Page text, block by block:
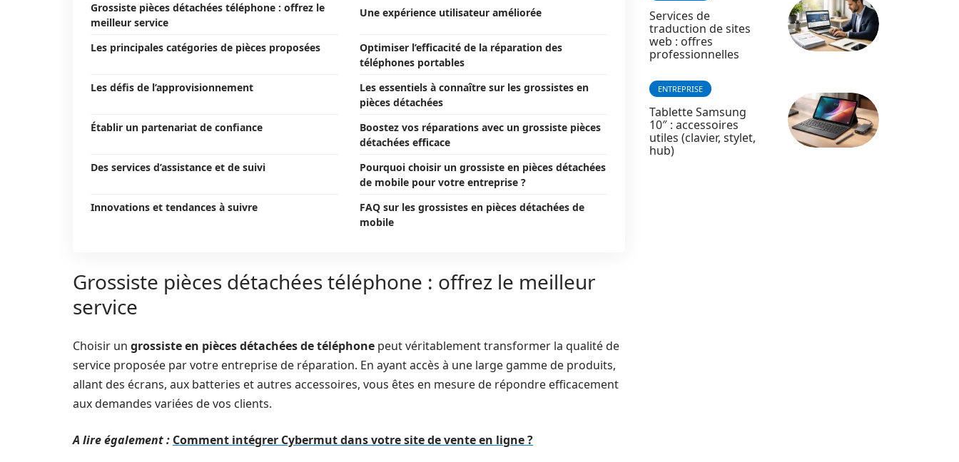
Grossiste pièces détachées téléphone : offrez le
meilleur service
Une expérience utilisateur améliorée
Les principales catégories de pièces proposées
Optimiser l’efficacité de la réparation des
téléphones portables
Les défis de l’approvisionnement
Les essentiels à connaître sur les grossistes en
pièces détachées
Établir un partenariat de confiance
Boostez vos réparations avec un grossiste pièces
détachées efficace
Des services d’assistance et de suivi
Pourquoi choisir un grossiste en pièces détachées
de mobile pour votre entreprise ?
Innovations et tendances à suivre
FAQ sur les grossistes en pièces détachées de
mobile
Grossiste pièces détachées téléphone : offrez le meilleur
service
Choisir un grossiste en pièces détachées de téléphone peut véritablement transformer la qualité de
service proposée par votre entreprise de réparation. En ayant accès à une large gamme de produits,
allant des écrans, aux batteries et autres accessoires, vous êtes en mesure de répondre efficacement
aux demandes variées de vos clients.
A lire également : Comment intégrer Cybermut dans votre site de vente en ligne ?
Services de
traduction de sites
web : offres
professionnelles
ENTREPRISE
Tablette Samsung
10″ : accessoires
utiles (clavier, stylet,
hub)